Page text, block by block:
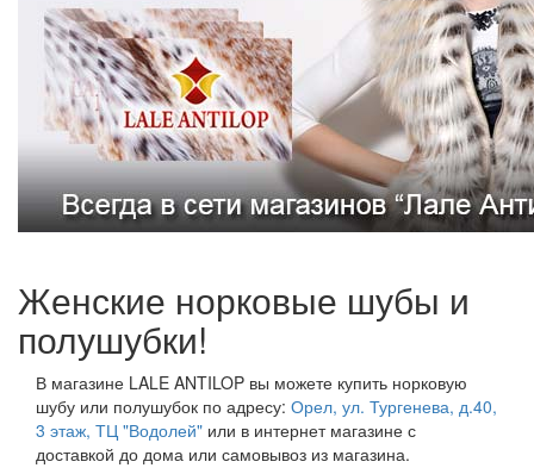
Женские норковые шубы и
полушубки!
В магазине LALE ANTILOP вы можете купить норковую
шубу или полушубок по адресу: Орел, ул. Тургенева, д.40,
3 этаж, ТЦ "Водолей" или в интернет магазине с
доставкой до дома или самовывоз из магазина.